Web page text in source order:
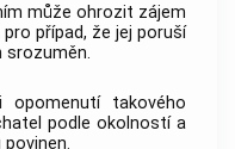
může ohrozit zájem
případ, že jej poruší
srozuměn.
takového
podle okolností a